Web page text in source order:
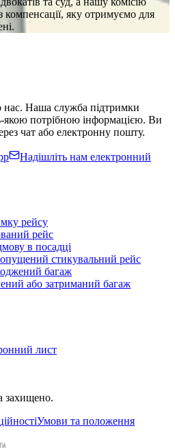
компенсації, яку отримуємо для
нас. Наша служба підтримки
якою потрібною інформацією. Ви
чат або електронну пошту.
Надішліть нам електронний
рейсу
рейс
в посадці
стикувальний рейс
багаж
або затриманий багаж
лист
захищено.
Умови та положення